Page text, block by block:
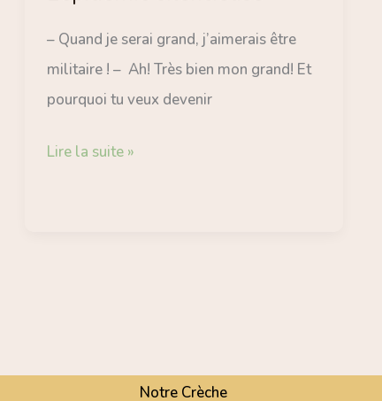
– Quand je serai grand, j’aimerais être
militaire ! – Ah! Très bien mon grand! Et
pourquoi tu veux devenir
Lire la suite »
Notre Crèche